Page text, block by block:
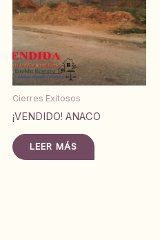
Cierres Exitosos
¡VENDIDO! ANACO
LEER MÁS